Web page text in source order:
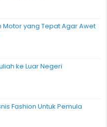
Motor yang Tepat Agar Awet
ke Luar Negeri
Fashion Untuk Pemula